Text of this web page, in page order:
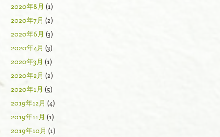
2020年8月 (1)
2020年7月 (2)
2020年6月 (3)
2020年4月 (3)
2020年3月 (1)
2020年2月 (2)
2020年1月 (5)
2019年12月 (4)
2019年11月 (1)
2019年10月 (1)